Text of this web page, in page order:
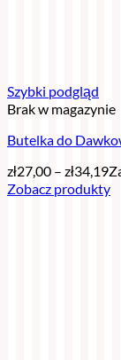
Szybki podgląd
Brak w magazynie
Butelka do
zł27,00 – zł34,19
Zobacz produkty